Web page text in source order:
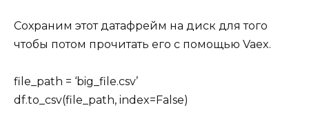
Сохраним этот датафрейм на диск для того
чтобы потом прочитать его с помощью Vaex.
file_path = ‘big_file.csv’
df.to_csv(file_path, index=False)